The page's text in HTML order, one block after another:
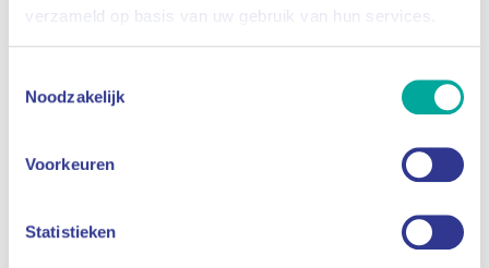
verzameld op basis van uw gebruik van hun services.
Noodzakelijk
Voorkeuren
Statistieken